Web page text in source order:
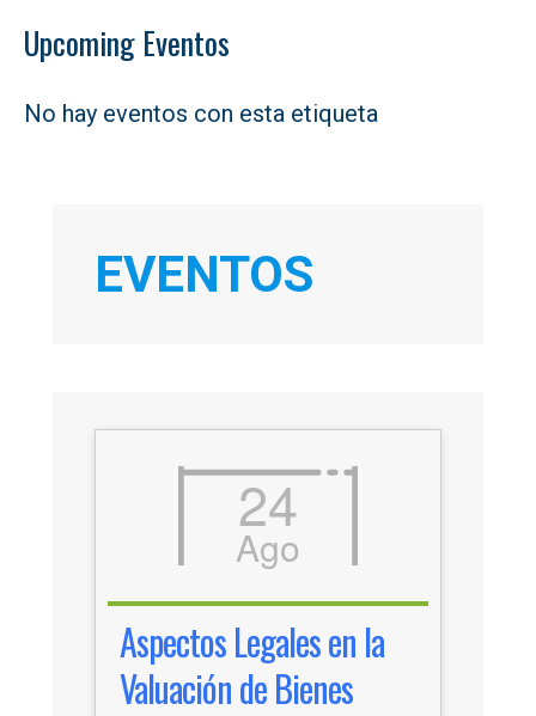
Upcoming Eventos
No hay eventos con esta etiqueta
EVENTOS
24
Ago
Aspectos Legales en la
Valuación de Bienes